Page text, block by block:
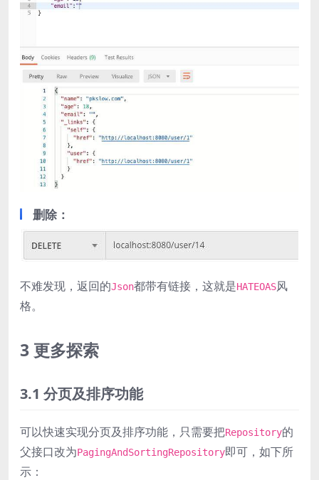
删除：
不难发现，返回的Json都带有链接，这就是HATEOAS风
格。
3 更多探索
3.1 分页及排序功能
可以快速实现分页及排序功能，只需要把Repository的
父接口改为PagingAndSortingRepository即可，如下所
示：